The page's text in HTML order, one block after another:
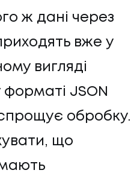
ж дані через
вже у
вигляді
JSON
обробку.
що
мають